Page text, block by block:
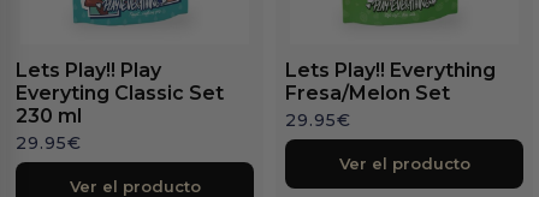
Lets Play!! Play
Everyting Classic Set
230 ml
29.95€
Ver el producto
Lets Play!! Everything
Fresa/Melon Set
29.95€
Ver el producto